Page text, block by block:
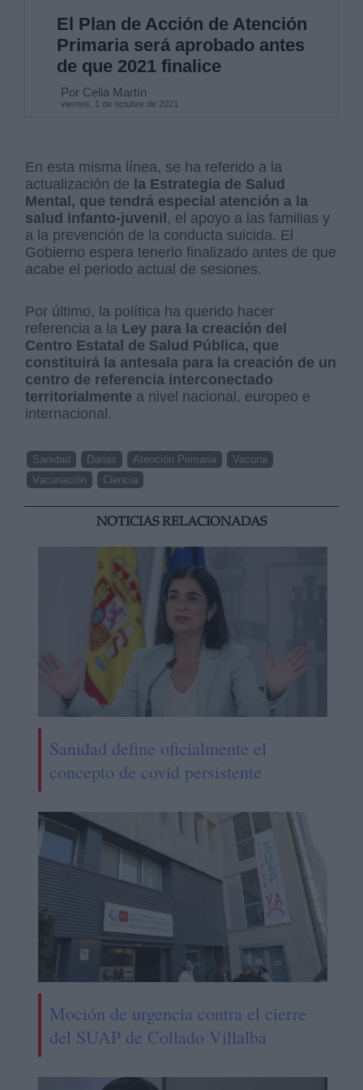
El Plan de Acción de Atención
Primaria será aprobado antes
de que 2021 finalice
Por Celia Martín
viernes, 1 de octubre de 2021
En esta misma línea, se ha referido a la
actualización de la Estrategia de Salud
Mental, que tendrá especial atención a la
salud infanto-juvenil, el apoyo a las familias y
a la prevención de la conducta suicida. El
Gobierno espera tenerlo finalizado antes de que
acabe el periodo actual de sesiones.
Por último, la política ha querido hacer
referencia a la Ley para la creación del
Centro Estatal de Salud Pública, que
constituirá la antesala para la creación de un
centro de referencia interconectado
territorialmente a nivel nacional, europeo e
internacional.
Sanidad Darias Atención Primaria
Vacuna
Vacunación
Ciencia
NOTICIAS RELACIONADAS
Sanidad define oficialmente el
concepto de covid persistente
Moción de urgencia contra el cierre
del SUAP de Collado Villalba